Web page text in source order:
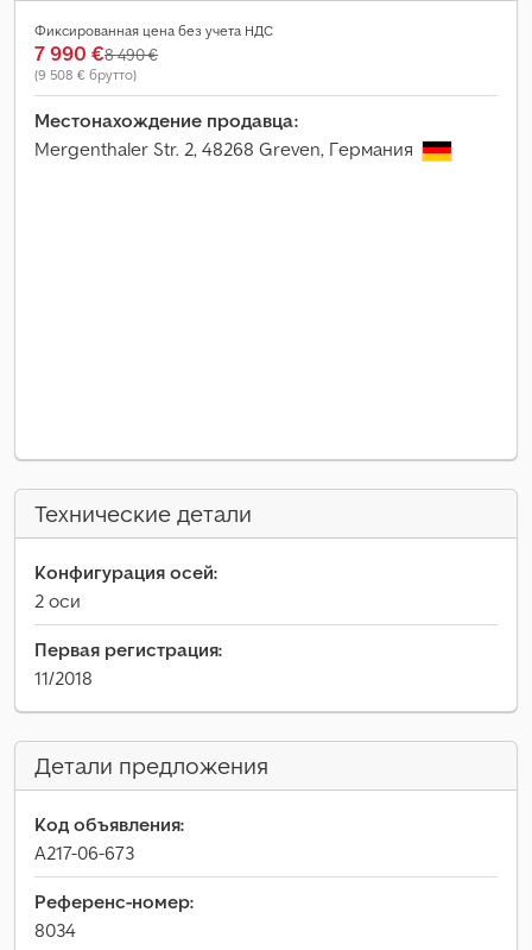
Фиксированная цена без учета НДС
7 990 €8 490 €
(9 508 € брутто)
Местонахождение продавца:
Mergenthaler Str. 2, 48268 Greven, Германия
Технические детали
Конфигурация осей:
2 оси
Первая регистрация:
11/2018
Детали предложения
Код объявления:
A217-06-673
Референс-номер:
8034